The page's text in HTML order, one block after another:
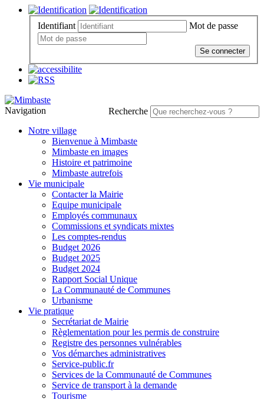
Identifiant Mot de passe
Se connecter
Recherche
Navigation
Notre village
Bienvenue à Mimbaste
Mimbaste en images
Histoire et patrimoine
Mimbaste autrefois
Vie municipale
Contacter la Mairie
Equipe municipale
Employés communaux
Commissions et syndicats mixtes
Les comptes-rendus
Budget 2026
Budget 2025
Budget 2024
Rapport Social Unique
La Communauté de Communes
Urbanisme
Vie pratique
Secrétariat de Mairie
Règlementation pour les permis de construire
Registre des personnes vulnérables
Vos démarches administratives
Service-public.fr
Services de la Communauté de Communes
Service de transport à la demande
Tourisme